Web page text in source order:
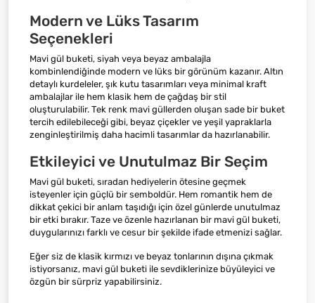
Modern ve Lüks Tasarım
Seçenekleri
Mavi gül buketi, siyah veya beyaz ambalajla
kombinlendiğinde modern ve lüks bir görünüm kazanır. Altın
detaylı kurdeleler, şık kutu tasarımları veya minimal kraft
ambalajlar ile hem klasik hem de çağdaş bir stil
oluşturulabilir. Tek renk mavi güllerden oluşan sade bir buket
tercih edilebileceği gibi, beyaz çiçekler ve yeşil yapraklarla
zenginleştirilmiş daha hacimli tasarımlar da hazırlanabilir.
Etkileyici ve Unutulmaz Bir Seçim
Mavi gül buketi, sıradan hediyelerin ötesine geçmek
isteyenler için güçlü bir semboldür. Hem romantik hem de
dikkat çekici bir anlam taşıdığı için özel günlerde unutulmaz
bir etki bırakır. Taze ve özenle hazırlanan bir mavi gül buketi,
duygularınızı farklı ve cesur bir şekilde ifade etmenizi sağlar.
Eğer siz de klasik kırmızı ve beyaz tonlarının dışına çıkmak
istiyorsanız, mavi gül buketi ile sevdiklerinize büyüleyici ve
özgün bir sürpriz yapabilirsiniz.